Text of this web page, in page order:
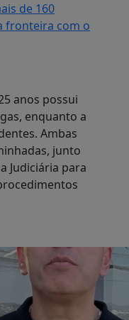
de 160
fronteira com o
anos possui
enquanto a
Ambas
junto
Judiciária para